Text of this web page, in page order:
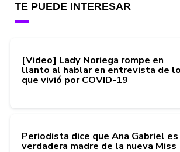
TE PUEDE INTERESAR
[Video] Lady Noriega rompe en
llanto al hablar en entrevista de lo
que vivió por COVID-19
Periodista dice que Ana Gabriel
verdadera madre de la nueva Miss